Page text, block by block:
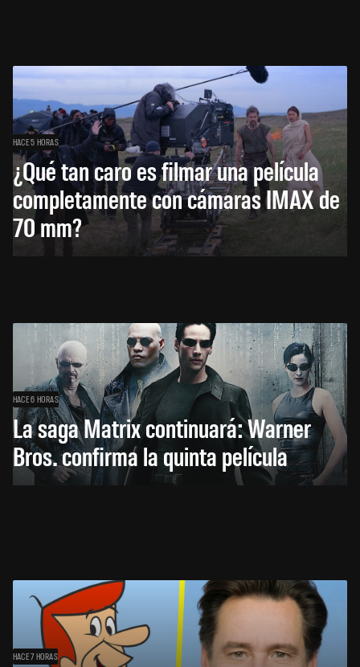
HACE 5 HORAS
¿Qué tan caro es filmar una película
completamente con cámaras IMAX de
70 mm?
HACE 6 HORAS
La saga Matrix continuará: Warner
Bros. confirma la quinta película
HACE 7 HORAS